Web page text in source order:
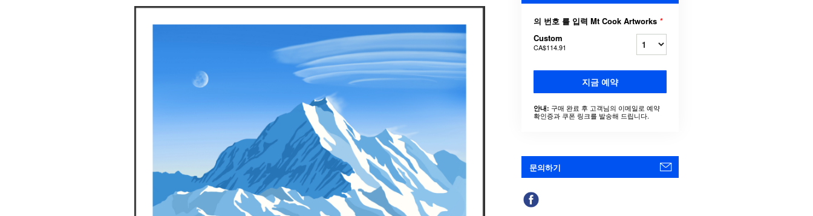
의 번호 를 입력 Mt Cook Artworks *
Custom
CA$114.91
지금 예약
안내: 구매 완료 후 고객님의 이메일로 예약
확인증과 쿠폰 링크를 발송해 드립니다.
문의하기